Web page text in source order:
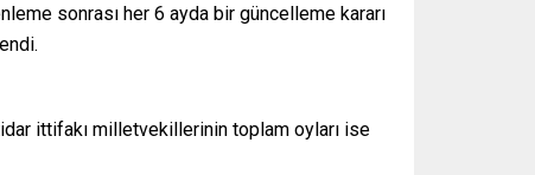
sonrası her 6 ayda bir güncelleme kararı
ittifakı milletvekillerinin toplam oyları ise